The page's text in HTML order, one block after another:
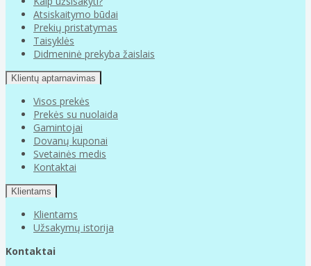
Atsiskaitymo būdai
Prekių pristatymas
Taisyklės
Didmeninė prekyba žaislais
Klientų aptarnavimas
Visos prekės
Prekės su nuolaida
Gamintojai
Dovanų kuponai
Svetainės medis
Kontaktai
Klientams
Klientams
Užsakymų istorija
Kontaktai